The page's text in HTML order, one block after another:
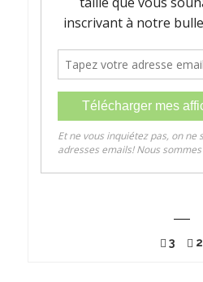
3 2